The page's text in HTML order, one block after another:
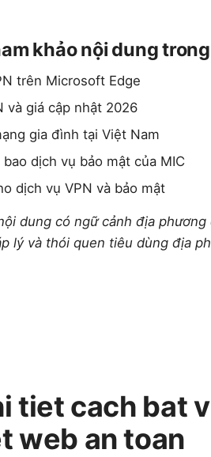
khảo nội dung
trên Microsoft Edge
và giá cập nhật 2026
gia đình tại Việt Nam
dịch vụ bảo mật của MIC
dịch vụ VPN và bảo mật
dung có ngữ cảnh địa
lý và thói quen tiêu dùng địa
tiet cach bat
web an toan